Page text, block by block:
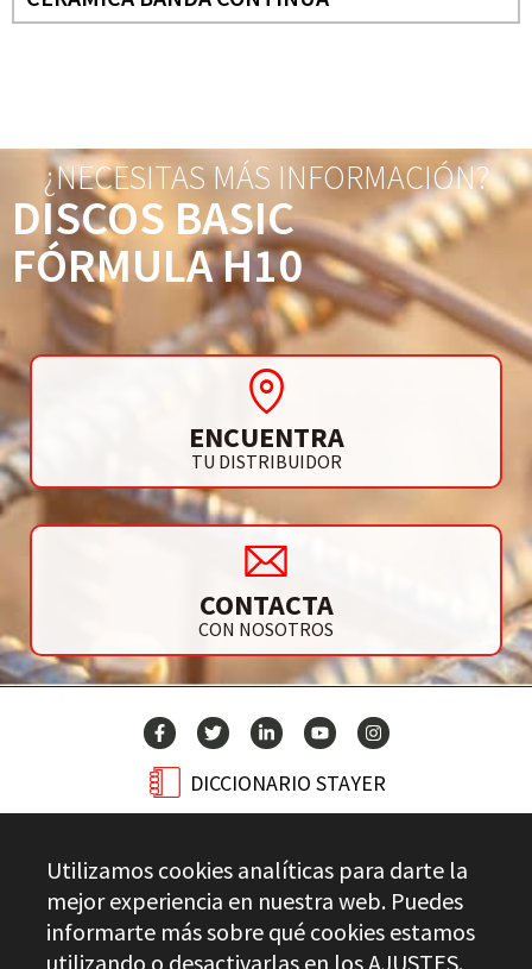
¿NECESITAS MÁS INFORMACIÓN?
DISCOS BASIC
FÓRMULA H10
ENCUENTRA
TU DISTRIBUIDOR
CONTACTA
CON NOSOTROS
DICCIONARIO STAYER
CONTACTO
Utilizamos cookies analíticas para darte la
mejor experiencia en nuestra web. Puedes
informarte más sobre qué cookies estamos
utilizando o desactivarlas en los AJUSTES.